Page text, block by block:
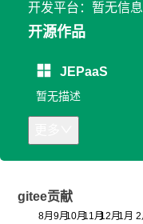
开发平台：暂无信息
开源作品
JEPaaS
暂无描述
gitee贡献